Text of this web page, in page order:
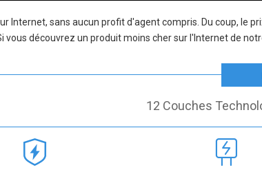
Internet, sans aucun profit d'agent compris. Du coup, le
vous découvrez un produit moins cher sur l'Internet de
12 Couches